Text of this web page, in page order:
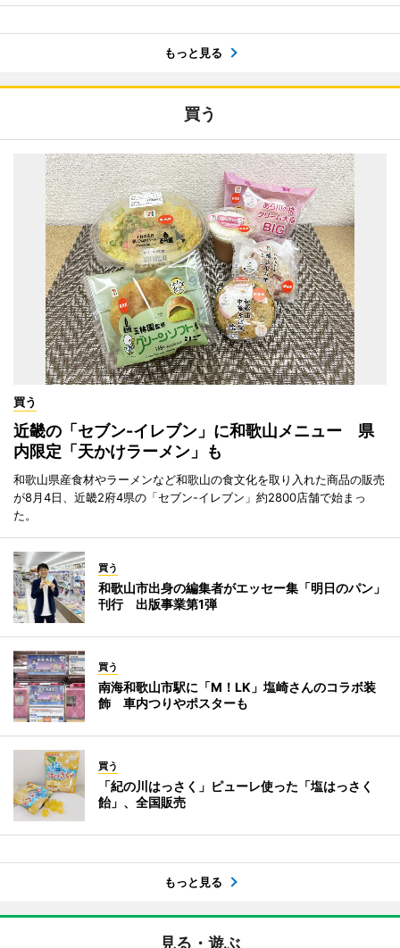
もっと見る
買う
買う
近畿の「セブン-イレブン」に和歌山メニュー 県
内限定「天かけラーメン」も
和歌山県産食材やラーメンなど和歌山の食文化を取り入れた商品の販売
が8月4日、近畿2府4県の「セブン-イレブン」約2800店舗で始まっ
た。
買う
和歌山市出身の編集者がエッセー集「明日のパン」
刊行 出版事業第1弾
買う
南海和歌山市駅に「M！LK」塩崎さんのコラボ装
飾 車内つりやポスターも
買う
「紀の川はっさく」ピューレ使った「塩はっさく
飴」、全国販売
もっと見る
見る・遊ぶ